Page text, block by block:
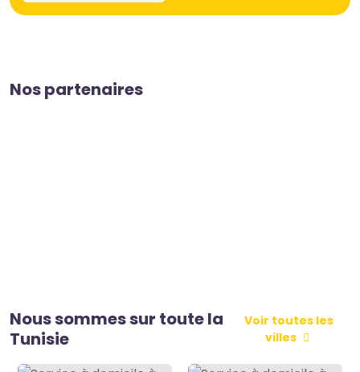
Nos partenaires
Nous sommes sur toute la
Tunisie
Voir toutes les
villes